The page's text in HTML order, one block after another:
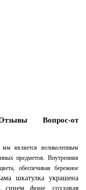
Вопрос-
является великолепным
предметов. Внутренняя
обеспечивая бережное
шкатулка украшена
синем фоне, создавая